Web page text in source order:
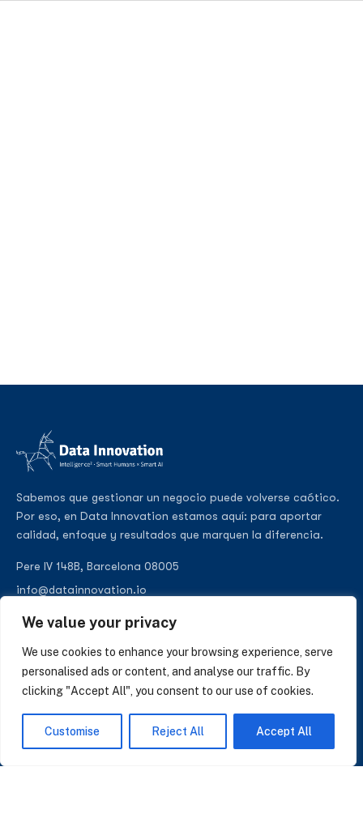
We value your privacy
We use cookies to enhance your browsing experience, serve
personalised ads or content, and analyse our traffic. By
clicking "Accept All", you consent to our use of cookies.
Customise Reject All Accept All
Sabemos que gestionar un negocio puede volverse caótico.
Por eso, en Data Innovation estamos aquí: para aportar
calidad, enfoque y resultados que marquen la diferencia.
Pere IV 148B, Barcelona 08005
info@datainnovation.io
SUSCRÍBASE A NUESTRAS NOTICIAS
Perspectivas sobre IA, datos y CRM. Sin spam, solo lo que importa.